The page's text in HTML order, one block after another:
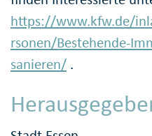
https://www.kfw.de/
rsonen/Bestehende-
sanieren/ .